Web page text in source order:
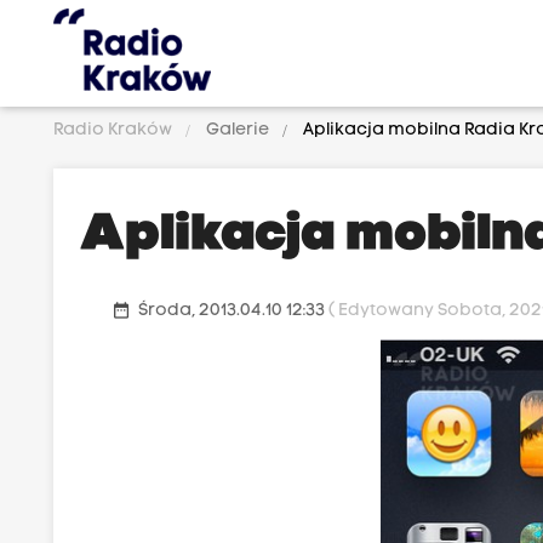
Radio Kraków Galerie Aplikacja mobilna Radia
Aplikacja
date_range Środa, 2013.04.10 12:33( Edytowany Sobota,